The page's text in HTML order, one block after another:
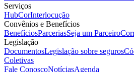
Serviços
HubCorInterlocução
Convênios e Benefícios
BenefíciosParceriasSeja um Parceiro
Legislação
DocumentosLegislação sobre seguros
Coletivas
Fale ConoscoNotíciasAgenda